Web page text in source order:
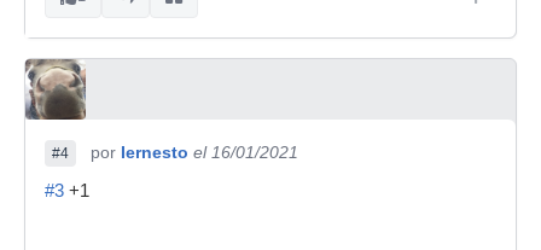
#4 por Iernesto el 16/01/2021
#3 +1